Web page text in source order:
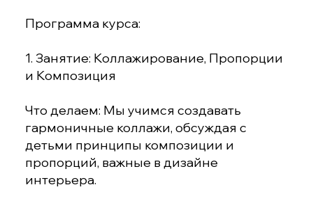
Программа курса:
1. Занятие: Коллажирование, Пропорции
и Композиция
Что делаем: Мы учимся создавать
гармоничные коллажи, обсуждая с
детьми принципы композиции и
пропорций, важные в дизайне
интерьера.